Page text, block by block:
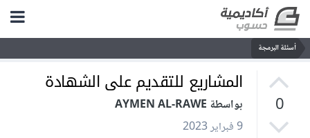
أسئلة البرمجة
0
المشاريع للتقديم على الشهادة
بواسطة AYMEN AL-RAWE
9 فبراير 2023